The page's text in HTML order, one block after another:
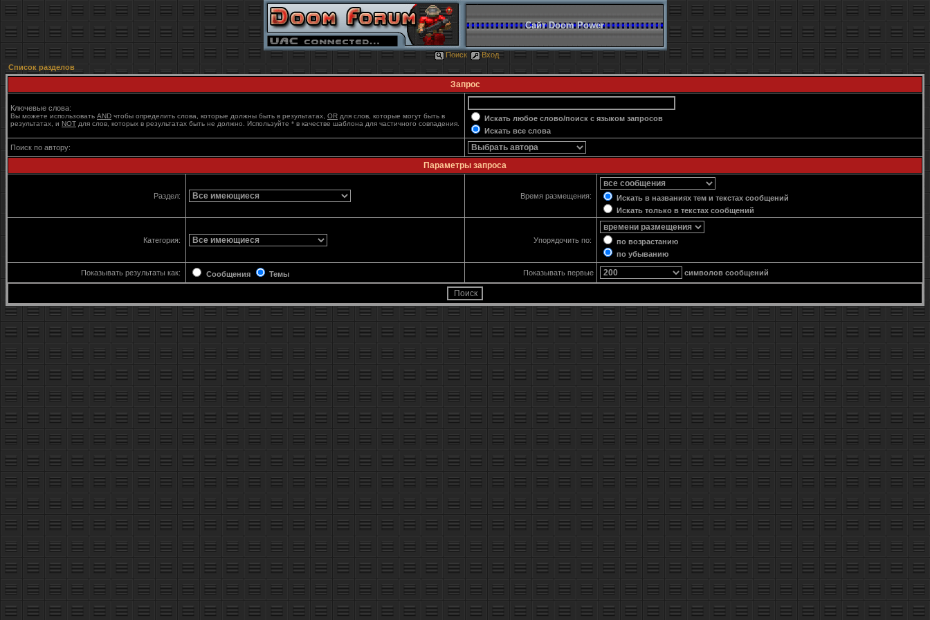
Сайт Doom Power
Поиск
Вход
Список разделов
Запрос
Ключевые слова:
Вы можете использовать AND чтобы определить слова, которые должны быть в результатах, OR для слов, которые могут быть в
результатах, и NOT для слов, которых в результатах быть не должно. Используйте * в качестве шаблона для частичного совпадения.
Искать любое слово/поиск с языком запросов
Искать все слова
Поиск по автору:
Параметры запроса
Раздел: Время размещения:
Искать в названиях тем и текстах сообщений
Искать только в текстах сообщений
Категория: Упорядочить по:
по возрастанию
по убыванию
Показывать результаты как: Сообщения Темы Показывать первые символов сообщений